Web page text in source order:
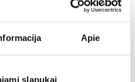
Apie
slapukai
expand_more